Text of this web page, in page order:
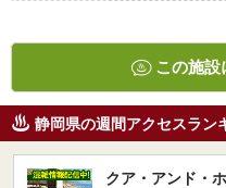
この施設
静岡県の週間アクセスラン
クア・アンド・